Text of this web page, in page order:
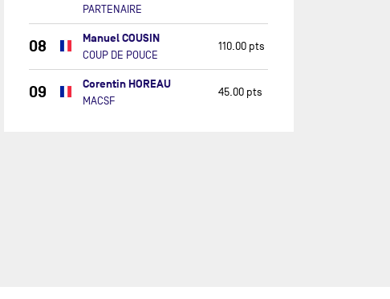
PARTENAIRE
08 Manuel COUSIN
COUP DE POUCE
110.00 pts
09 Corentin HOREAU
MACSF
45.00 pts